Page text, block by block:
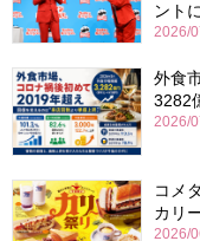
ント
2026/
外食
3282
2026/
コメ
カリ
2026/